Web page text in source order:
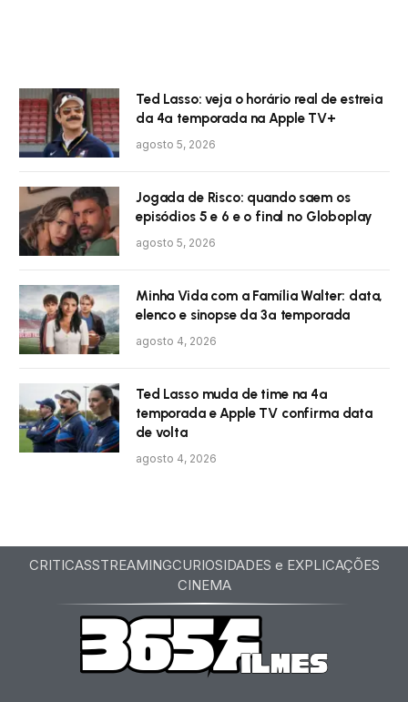
Ted Lasso: veja o horário real de estreia
da 4ª temporada na Apple TV+
agosto 5, 2026
Jogada de Risco: quando saem os
episódios 5 e 6 e o final no Globoplay
agosto 5, 2026
Minha Vida com a Família Walter: data,
elenco e sinopse da 3ª temporada
agosto 4, 2026
Ted Lasso muda de time na 4ª
temporada e Apple TV confirma data
de volta
agosto 4, 2026
CRITICASSTREAMINGCURIOSIDADES e EXPLICAÇÕES
CINEMA